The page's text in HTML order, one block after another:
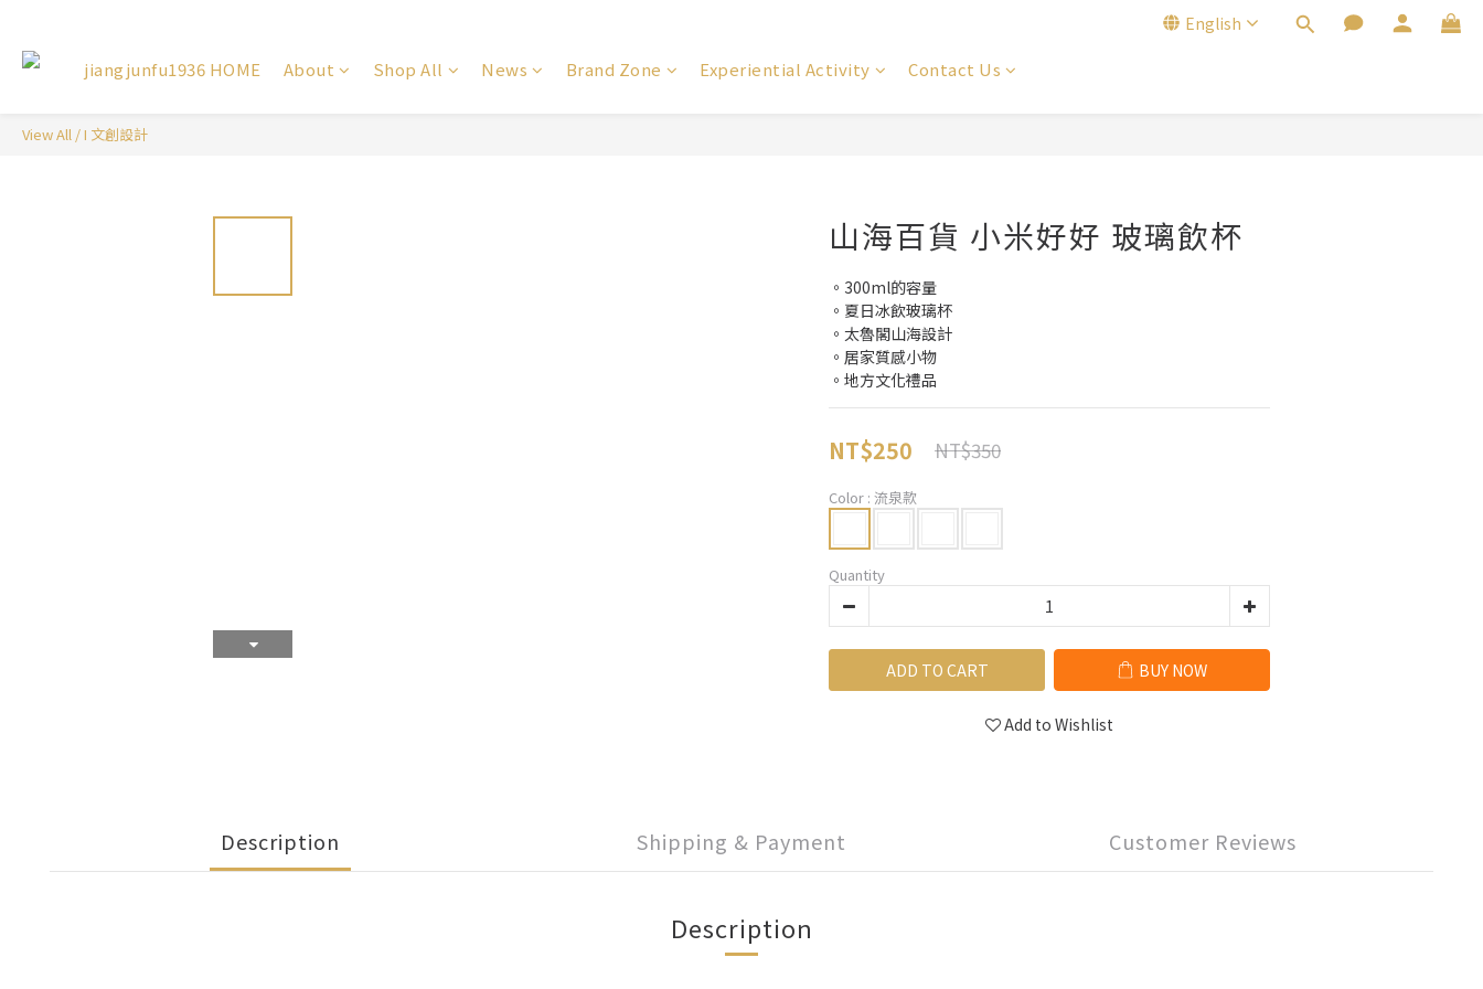
English
jiangjunfu1936 HOME About Shop All News Brand Zone Experiential Activity Contact Us
View All /I 文創設計
山海百貨 小米好好 玻璃飲杯
。300ml的容量
。夏日冰飲玻璃杯
。太魯閣山海設計
。居家質感小物
。地方文化禮品
NT$250 NT$350
Color : 流泉款
Quantity
ADD TO CART BUY NOW
Add to Wishlist
Description Shipping & Payment Customer Reviews
Description